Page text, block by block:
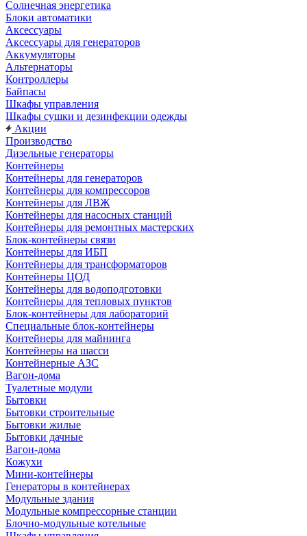
Солнечная энергетика
Блоки автоматики
Аксессуары
Аксессуары для генераторов
Аккумуляторы
Альтернаторы
Контроллеры
Байпасы
Шкафы управления
Шкафы сушки и дезинфекции одежды
Акции
Производство
Дизельные генераторы
Контейнеры
Контейнеры для генераторов
Контейнеры для компрессоров
Контейнеры для ЛВЖ
Контейнеры для насосных станций
Контейнеры для ремонтных мастерских
Блок-контейнеры связи
Контейнеры для ИБП
Контейнеры для трансформаторов
Контейнеры ЦОД
Контейнеры для водоподготовки
Контейнеры для тепловых пунктов
Блок-контейнеры для лабораторий
Специальные блок-контейнеры
Контейнеры для майнинга
Контейнеры на шасси
Контейнерные АЗС
Вагон-дома
Туалетные модули
Бытовки
Бытовки строительные
Бытовки жилые
Бытовки дачные
Вагон-дома
Кожухи
Мини-контейнеры
Генераторы в контейнерах
Модульные здания
Модульные компрессорные станции
Блочно-модульные котельные